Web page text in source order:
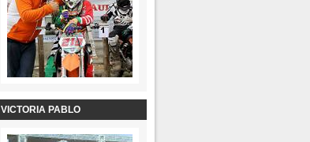
VICTORIA PABLO